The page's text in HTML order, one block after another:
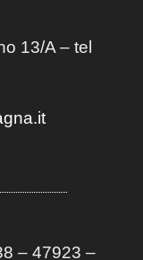
13/A– tel
– 47923 –